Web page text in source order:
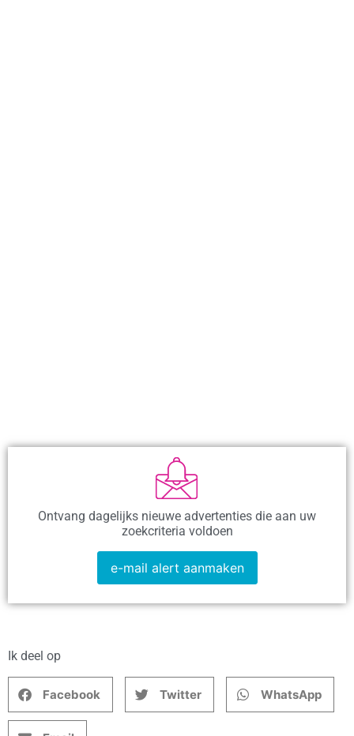
Ontvang dagelijks nieuwe advertenties die aan uw
zoekcriteria voldoen
e-mail alert aanmaken
Ik deel op
Facebook Twitter WhatsApp